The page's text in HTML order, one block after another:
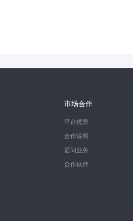
市场合作
平台优势
合作说明
居间业务
合作伙伴